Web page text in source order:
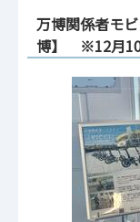
万博関係者モ
博】 ※12月